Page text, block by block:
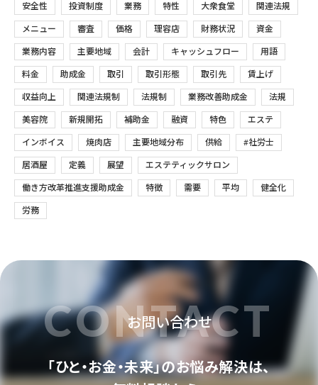
安全性 投資制度 業務 特性 大衆食堂 関連法規
メニュー 審査 価格 理容店 財務状況 資金
業務内容 主要地域 会計 キャッシュフロー 用語
料金 助成金 取引 取引形態 取引先 賃上げ
収益向上 関連法規制 法規制 業務改善助成金 法規
美容院 新規開拓 補助金 融資 特色 エステ
インボイス 焼肉店 主要地域分布 供給 #社労士
居酒屋 定義 展望 エステティックサロン
働き方改革推進支援助成金 特徴 需要 平均 健全化
労務
CONTACT
お問い合わせ
「ひと・お金・未来」のお悩み解決は、